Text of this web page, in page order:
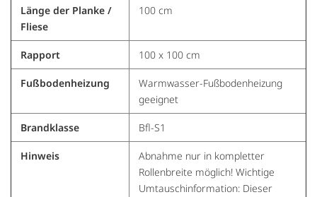
Länge der Planke /
Fliese
100 cm
Rapport 100 x 100 cm
Fußbodenheizung
Warmwasser-Fußbodenheizung
geeignet
Brandklasse Bfl-S1
Hinweis
Abnahme nur in kompletter
Rollenbreite möglich! Wichtige
Umtauschinformation: Dieser